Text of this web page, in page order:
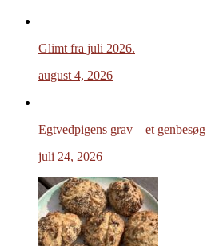
Glimt fra juli 2026.
august 4, 2026
Egtvedpigens grav – et genbesøg
juli 24, 2026